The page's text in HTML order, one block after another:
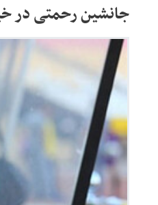
جانشین رحمتی